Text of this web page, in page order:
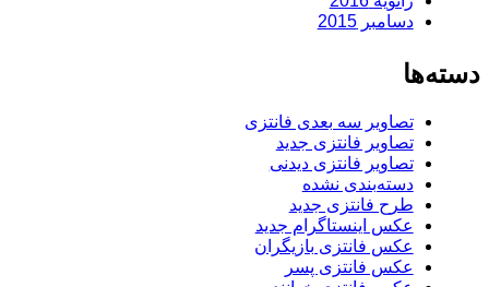
دسامبر 2015
دسته‌ها
تصاویر سه بعدی فانتزی
تصاویر فانتزی جدید
تصاویر فانتزی دیدنی
دسته‌بندی نشده
طرح فانتزی جدید
عکس اینستاگرام جدید
عکس فانتزی بازیگران
عکس فانتزی پسر